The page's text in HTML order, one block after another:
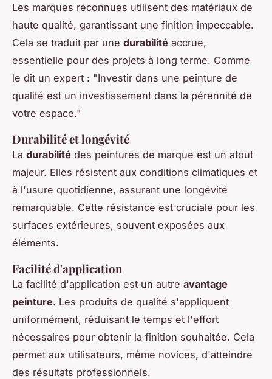
Les marques reconnues utilisent des matériaux de
haute qualité, garantissant une finition impeccable.
Cela se traduit par une durabilité accrue,
essentielle pour des projets à long terme. Comme
le dit un expert : "Investir dans une peinture de
qualité est un investissement dans la pérennité de
votre espace."
Durabilité et longévité
La durabilité des peintures de marque est un atout
majeur. Elles résistent aux conditions climatiques et
à l'usure quotidienne, assurant une longévité
remarquable. Cette résistance est cruciale pour les
surfaces extérieures, souvent exposées aux
éléments.
Facilité d'application
La facilité d'application est un autre avantage
peinture. Les produits de qualité s'appliquent
uniformément, réduisant le temps et l'effort
nécessaires pour obtenir la finition souhaitée. Cela
permet aux utilisateurs, même novices, d'atteindre
des résultats professionnels.